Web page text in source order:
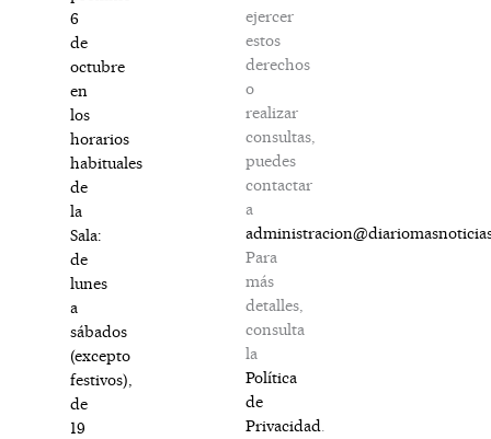
6
de
octubre
en
los
horarios
habituales
de
la
Sala:
de
lunes
a
sábados
(excepto
festivos),
de
19
ejercer
estos
derechos
o
realizar
consultas,
puedes
contactar
a
Para
más
detalles,
consulta
la
Política
de
Privacidad